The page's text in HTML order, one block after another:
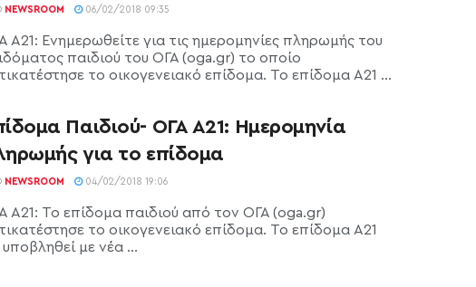
NEWSROOM 06/02/2018 09:35
Α21: Ενημερωθείτε για τις ημερομηνίες πληρωμής του
παιδιού του ΟΓΑ (oga.gr) το οποίο
το οικογενειακό επίδομα. Το επίδομα Α21 ...
Παιδιού- ΟΓΑ Α21: Ημερομηνία
για το επίδομα
NEWSROOM 04/02/2018 19:06
Α21: Το επίδομα παιδιού από τον ΟΓΑ (oga.gr)
το οικογενειακό επίδομα. Το επίδομα Α21
με νέα ...